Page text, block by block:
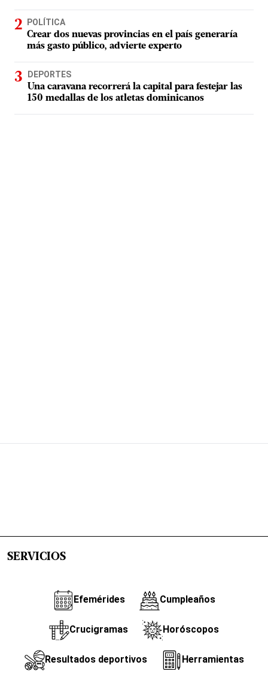
POLÍTICA
Crear dos nuevas provincias en el país generaría
más gasto público, advierte experto
DEPORTES
Una caravana recorrerá la capital para festejar las
150 medallas de los atletas dominicanos
SERVICIOS
Efemérides Cumpleaños
Crucigramas Horóscopos
Resultados deportivos Herramientas